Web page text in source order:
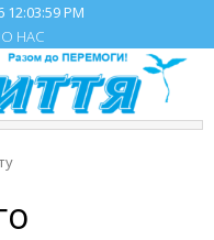
12:04:00 PM
НАС